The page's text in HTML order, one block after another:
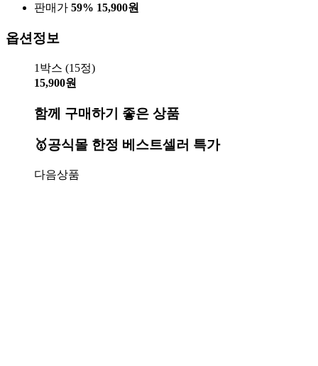
판매가 59% 15,900원
옵션정보
1박스 (15정)
15,900원
함께 구매하기 좋은 상품
🥇공식몰 한정 베스트셀러 특가
다음상품